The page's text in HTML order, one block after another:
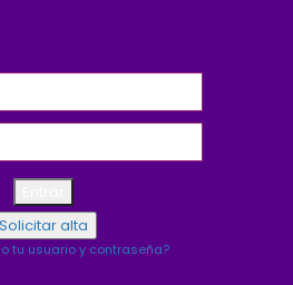
tu usuario y contraseña?